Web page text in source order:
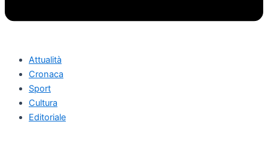
Attualità
Cronaca
Sport
Cultura
Editoriale